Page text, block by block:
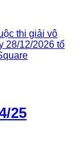
thi giải vô
28/12/2026 tổ
25